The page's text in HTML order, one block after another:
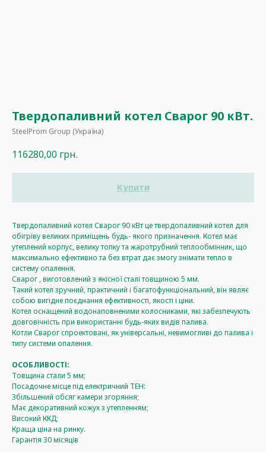
Твердопаливний котел Сварог 90 кВт.
SteelProm Group (Україна)
116280,00 грн.
Купити
Твердопаливний котел Сварог 90 кВт це твердопаливний котел для
обігріву великих приміщень будь- якого призначення. Котел має
утеплений корпус, велику топку та жаротрубний теплообмінник, що
максимально ефективно та без втрат дає змогу знімати тепло в
систему опалення.
Сварог , виготовлений з якісної сталі товщиною 5 мм.
Такий котел зручний, практичний і багатофункціональний, він являє
собою вигідне поєднання ефективності, якості і ціни.
Котел оснащений водонаповненими колосниками, які забезпечують
довговічність при використанні будь-яких видів палива.
Котли Сварог спроектовані, як універсальні, невимогливі до палива і
типу системи опалення.
ОСОБЛИВОСТІ:
Товщина стали 5 мм;
Посадочне місце під електричний ТЕН:
Збільшений обсяг камери згоряння;
Має декоративний кожух з утепленням;
Високий ККД;
Краща ціна на ринку.
Гарантія 30 місяців